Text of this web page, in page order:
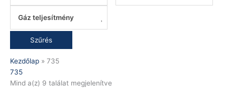
Gáz teljesítmény
Szűrés
Kezdőlap » 735
735
Mind a(z) 9 találat megjelenítve